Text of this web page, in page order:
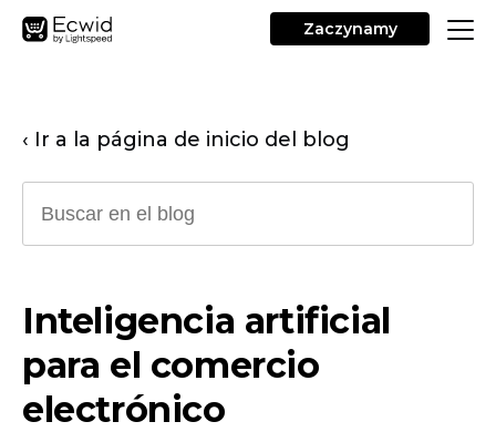
Zaczynamy
‹ Ir a la página de inicio del blog
Inteligencia artificial
para el comercio
electrónico